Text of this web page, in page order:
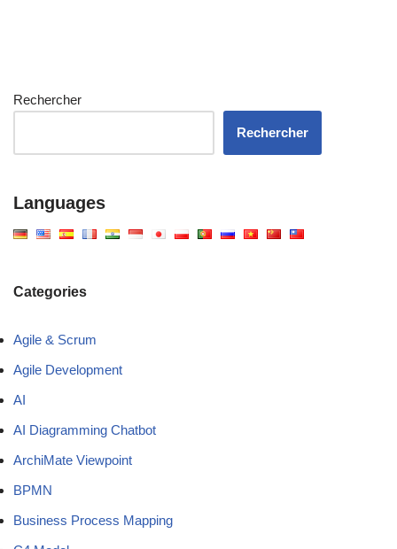
Rechercher
Rechercher
Languages
Categories
Agile & Scrum
Agile Development
AI
AI Diagramming Chatbot
ArchiMate Viewpoint
BPMN
Business Process Mapping